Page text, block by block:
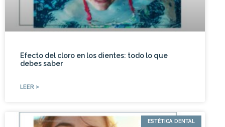
Efecto del cloro en los dientes: todo lo que
debes saber
LEER >
ESTÉTICA DENTAL